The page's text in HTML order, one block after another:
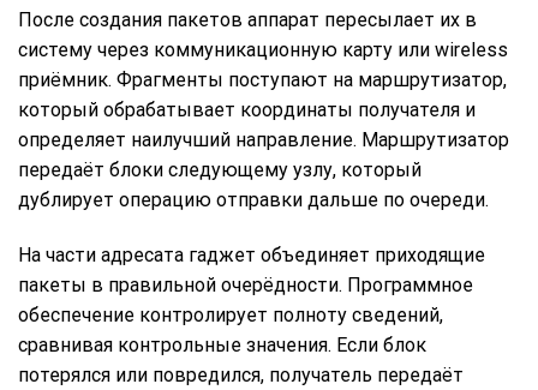
После создания пакетов аппарат пересылает их в
систему через коммуникационную карту или wireless
приёмник. Фрагменты поступают на маршрутизатор,
который обрабатывает координаты получателя и
определяет наилучший направление. Маршрутизатор
передаёт блоки следующему узлу, который
дублирует операцию отправки дальше по очереди.
На части адресата гаджет объединяет приходящие
пакеты в правильной очерёдности. Программное
обеспечение контролирует полноту сведений,
сравнивая контрольные значения. Если блок
потерялся или повредился, получатель передаёт